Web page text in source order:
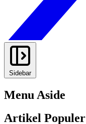
Sidebar
Menu Aside
Artikel Populer